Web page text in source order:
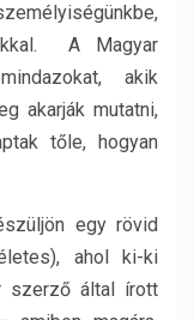
A Magyar
akik
akarják mutatni,
tőle, hogyan
egy rövid
ahol ki-ki
szerző által írott